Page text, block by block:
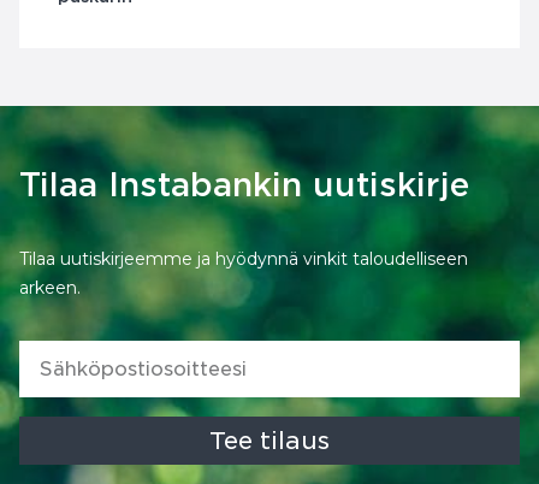
Tilaa Instabankin uutiskirje
Tilaa uutiskirjeemme ja hyödynnä vinkit taloudelliseen
arkeen.
Tee tilaus